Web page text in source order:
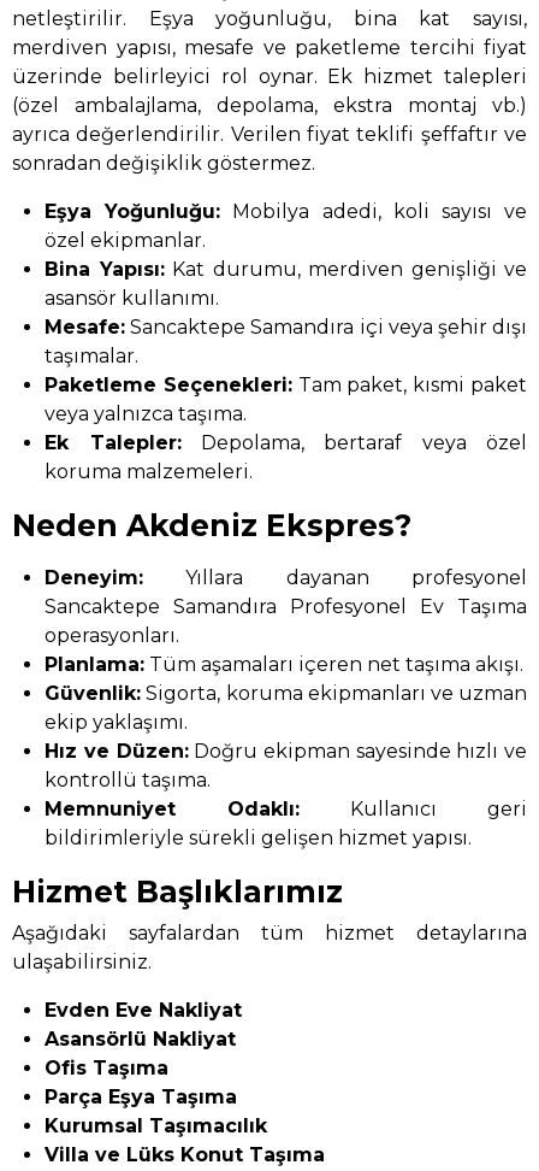
netleştirilir. Eşya yoğunluğu, bina kat sayısı,
merdiven yapısı, mesafe ve paketleme tercihi fiyat
üzerinde belirleyici rol oynar. Ek hizmet talepleri
(özel ambalajlama, depolama, ekstra montaj vb.)
ayrıca değerlendirilir. Verilen fiyat teklifi şeffaftır ve
sonradan değişiklik göstermez.
Eşya Yoğunluğu: Mobilya adedi, koli sayısı ve
özel ekipmanlar.
Bina Yapısı:Kat durumu, merdiven genişliği ve
asansör kullanımı.
Mesafe: Sancaktepe Samandıra içi veya şehir dışı
taşımalar.
Paketleme Seçenekleri:Tam paket, kısmi paket
veya yalnızca taşıma.
Ek Talepler:Depolama, bertaraf veya özel
koruma malzemeleri.
Neden Akdeniz Ekspres?
Deneyim: Yıllara dayanan profesyonel
Sancaktepe Samandıra Profesyonel Ev Taşıma
operasyonları.
Planlama: Tüm aşamaları içeren net taşıma akışı.
Güvenlik: Sigorta, koruma ekipmanları ve uzman
ekip yaklaşımı.
Hız ve Düzen:Doğru ekipman sayesinde hızlı ve
kontrollü taşıma.
Memnuniyet Odaklı: Kullanıcı geri
bildirimleriyle sürekli gelişen hizmet yapısı.
Hizmet Başlıklarımız
Aşağıdaki sayfalardan tüm hizmet detaylarına
ulaşabilirsiniz.
Evden Eve Nakliyat
Asansörlü Nakliyat
Ofis Taşıma
Parça Eşya Taşıma
Kurumsal Taşımacılık
Villa ve Lüks Konut Taşıma